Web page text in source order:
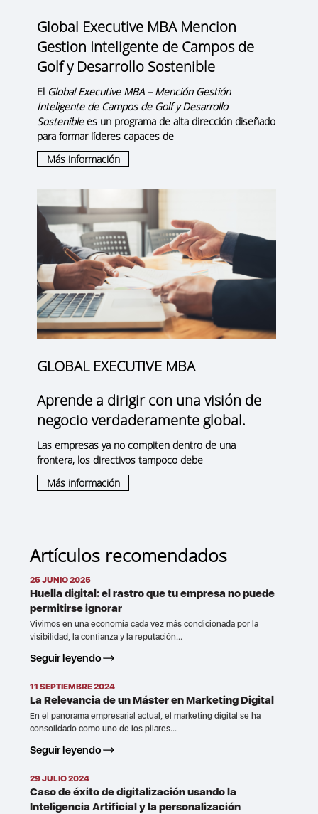
Global Executive MBA Mencion
Gestion Inteligente de Campos de
Golf y Desarrollo Sostenible
El Global Executive MBA – Mención Gestión
Inteligente de Campos de Golf y Desarrollo
Sosteniblees un programa de alta dirección diseñado
para formar líderes capaces de
Más información
GLOBAL EXECUTIVE MBA
Aprende a dirigir con una visión de
negocio verdaderamente global.
Las empresas ya no compiten dentro de una
frontera, los directivos tampoco debe
Más información
Artículos recomendados
25 JUNIO 2025
Huella digital: el rastro que tu empresa no puede
permitirse ignorar
Vivimos en una economía cada vez más condicionada por la
visibilidad, la confianza y la reputación...
Seguir leyendo
11 SEPTIEMBRE 2024
La Relevancia de un Máster en Marketing Digital
En el panorama empresarial actual, el marketing digital se ha
consolidado como uno de los pilares...
Seguir leyendo
29 JULIO 2024
Caso de éxito de digitalización usando la
Inteligencia Artificial y la personalización